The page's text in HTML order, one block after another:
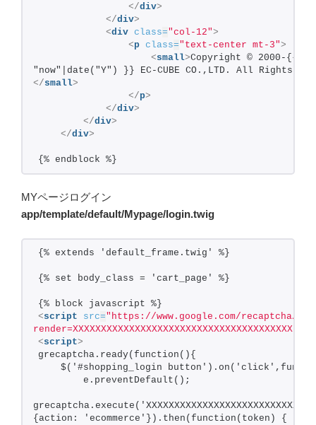
</div>
</div>
<div class="col-12">
<p class="text-center mt-3">
<small>Copyright © 2000-{{
"now"|date("Y") }} EC-CUBE CO.,LTD. All Rights
</small>
</p>
</div>
</div>
</div>
{% endblock %}
MYページログイン
app/template/default/Mypage/login.twig
{% extends 'default_frame.twig' %}
{% set body_class = 'cart_page' %}
{% block javascript %}
<script src="https://www.google.com/recaptcha/
render=XXXXXXXXXXXXXXXXXXXXXXXXXXXXXXXXXXXXXXX"
<script>
grecaptcha.ready(function(){
$('#shopping_login
        e.preventDefault();
{action: 'ecommerce'}).then(function(token) {